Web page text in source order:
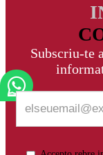
Subscriu-te